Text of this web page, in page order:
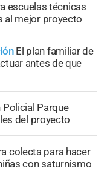
escuelas técnicas
al mejor proyecto
El plan familiar de
antes de que
Policial Parque
del proyecto
colecta para hacer
con saturnismo